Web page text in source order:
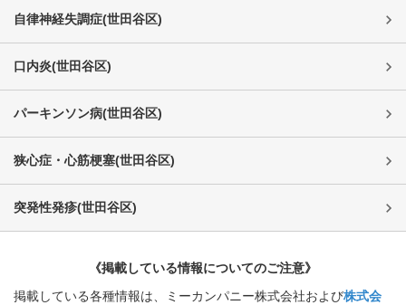
自律神経失調症(世田谷区)
口内炎(世田谷区)
パーキンソン病(世田谷区)
狭心症・心筋梗塞(世田谷区)
突発性発疹(世田谷区)
《掲載している情報についてのご注意》
掲載している各種情報は、ミーカンパニー株式会社および株式会